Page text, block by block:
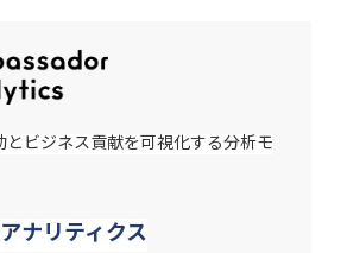
とビジネス貢献を可視化する分析モ
ナリティクス